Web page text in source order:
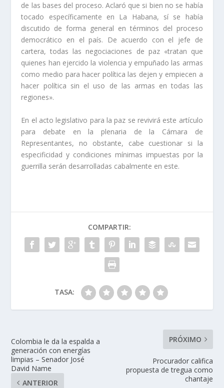
de las bases del proceso. Aclaró que si bien no se había
tocado específicamente en La Habana, sí se había
discutido de forma general en términos del proceso
democrático en el país. De acuerdo con el jefe de
cartera, todas las negociaciones de paz «tratan que
quienes han ejercido la violencia y empuñado las armas
como medio para hacer política las dejen y empiecen a
hacer política sin el uso de las armas en todas las
regiones».
En el acto legislativo para la paz se revivirá este artículo
para debate en la plenaria de la Cámara de
Representantes, no obstante, cabe cuestionar si la
especificidad y condiciones mínimas impuestas por la
guerrilla serán desarrolladas cabalmente en este.
COMPARTIR:
TASA:
Colombia le da la espalda a
generación con energías
limpias – Senador José
David Name
ANTERIOR
PRÓXIMO
Procurador califica
propuesta de tregua como
chantaje